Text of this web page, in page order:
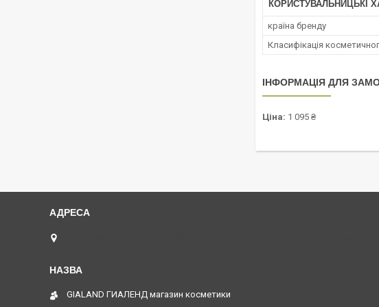
КОРИСТУВАЛЬНИЦЬКІ
країна бренду
Класифікація
ІНФОРМАЦІЯ ДЛЯ
Ціна: 1 095 ₴
GIALAND ГИАЛЕНД магазин косметики